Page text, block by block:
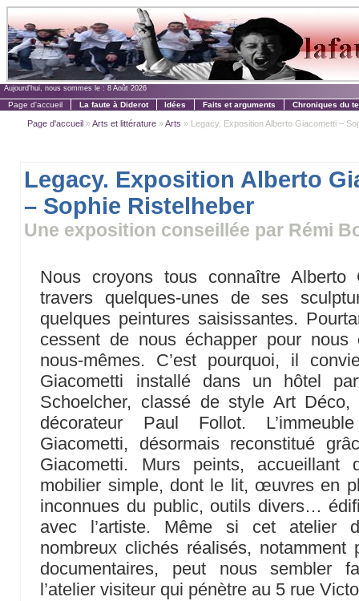
Aujourd'hui, nous sommes le : 8 Août 2026
Page d'accueil La faute à Diderot Idées Faits et arguments Chroniques du
Page d'accueil »Arts et littérature »Arts » Legacy. Exposition Alberto Giacometti –
Legacy. Exposition Alberto
– Sophie Ristelheber
Une exposition conseillée par Rémi
Nous croyons tous connaître Alberto
travers quelques-unes de ses
quelques peintures saisissantes.
cessent de nous échapper pour
nous-mêmes. C’est pourquoi, il
Giacometti installé dans un hôtel
Schoelcher, classé de style Art Déco,
décorateur Paul Follot.
Giacometti, désormais reconstitué
Giacometti. Murs peints, accueillant
mobilier simple, dont le lit, œuvres en
inconnues du public, outils divers…
avec l’artiste. Même si cet atelier
nombreux clichés réalisés, notamment
documentaires, peut nous sembler
l’atelier visiteur qui pénètre au 5 rue